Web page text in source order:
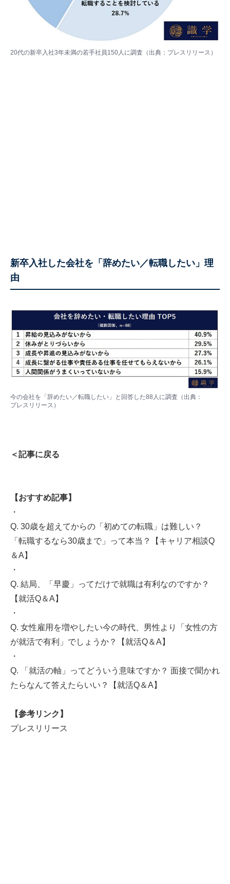
20代の新卒入社3年未満の若手社員150人に調査（出典： プレスリリース ）
新卒入社した会社を「辞めたい／転職したい」理
由
今の会社を「辞めたい／転職したい」と回答した88人に調査（出典：
プレスリリース ）
＜記事に戻る
【おすすめ記事】
・
Q. 30歳を超えてからの「初めての転職」は難しい？
「転職するなら30歳まで」って本当？【キャリア相談Q
＆A】
・
Q. 結局、「早慶」ってだけで就職は有利なのですか？
【就活Q＆A】
・
Q. 女性雇用を増やしたい今の時代、男性より「女性の方
が就活で有利」でしょうか？【就活Q＆A】
・
Q. 「就活の軸」ってどういう意味ですか？ 面接で聞かれ
たらなんて答えたらいい？【就活Q＆A】
【参考リンク】
プレスリリース